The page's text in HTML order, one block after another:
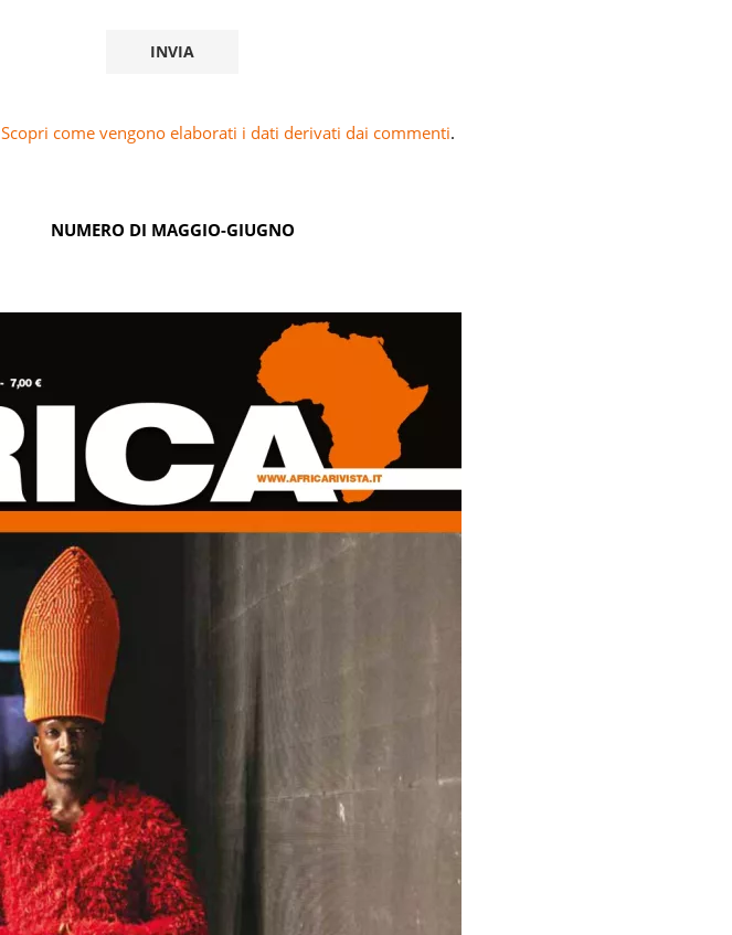
Scopri come vengono elaborati i dati derivati dai commenti.
NUMERO DI MAGGIO-GIUGNO